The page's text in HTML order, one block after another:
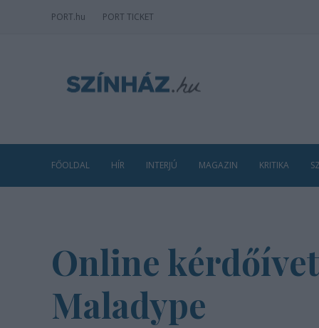
PORT.hu PORT TICKET
FŐOLDAL HÍR INTERJÚ MAGAZIN KRITIKA
Online
Maladype